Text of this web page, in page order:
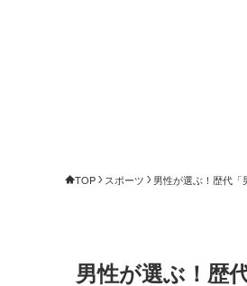
TOP スポーツ 男性が選ぶ！歴代
男性が選ぶ！歴